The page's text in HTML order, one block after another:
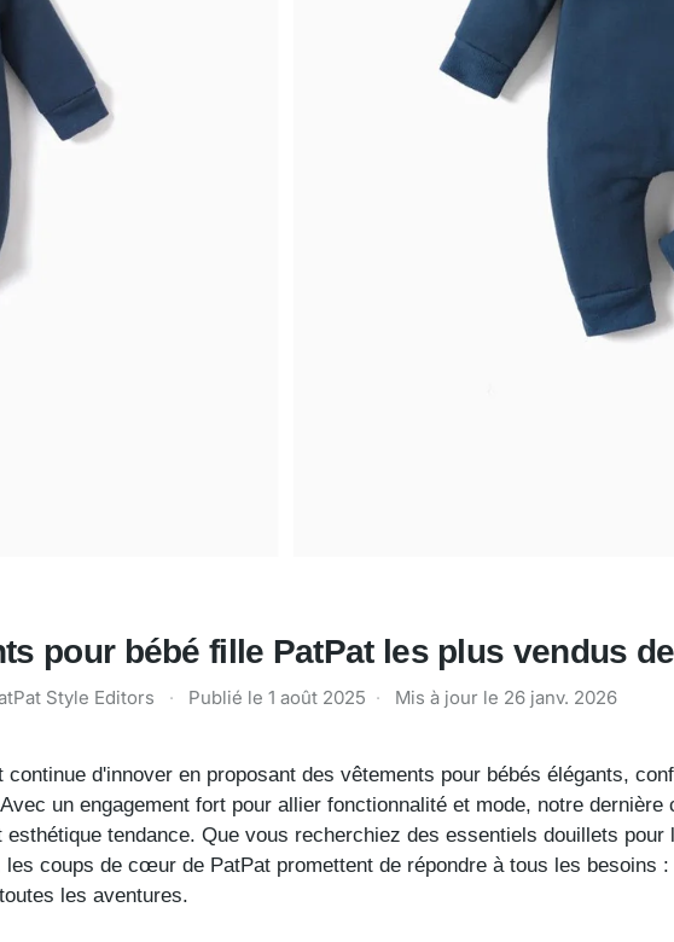
pour bébé fille PatPat les plus vendus
Style Editors · Publié le 1 août 2025 · Mis à jour le 26 janv. 2026
d'innover en proposant des vêtements pour bébés élégants,
un engagement fort pour allier fonctionnalité et mode, notre dernière
tendance. Que vous recherchiez des essentiels douillets pour
coups de cœur de PatPat promettent de répondre à tous les besoins
les aventures.